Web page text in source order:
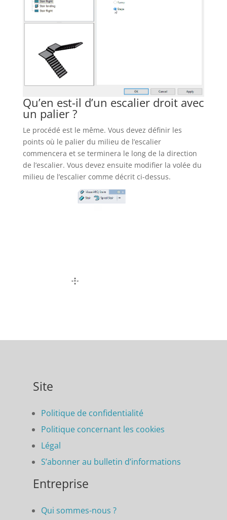
Qu’en est-il d’un escalier droit avec
un palier ?
Le procédé est le même. Vous devez définir les
points où le palier du milieu de l’escalier
commencera et se terminera le long de la direction
de l’escalier. Vous devez ensuite modifier la volée du
milieu de l’escalier comme décrit ci-dessus.
Site
Politique de confidentialité
Politique concernant les cookies
Légal
S’abonner au bulletin d’informations
Entreprise
Qui sommes-nous ?